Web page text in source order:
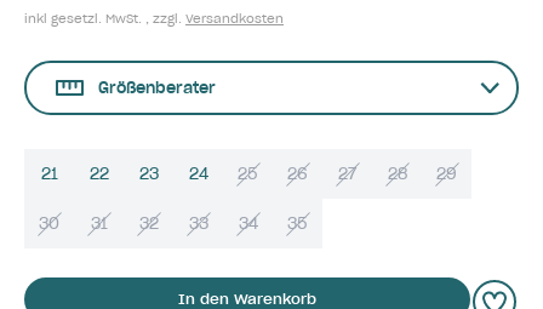
inkl gesetzl. MwSt. , zzgl. Versandkosten
Größenberater
21 22 23 24 25 26 27 28 29
30 31 32 33 34 35
In den Warenkorb